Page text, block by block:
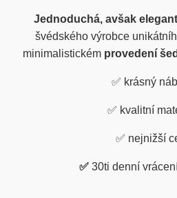
Jednoduchá, avšak
švédského výrobce
minimalistickém provedení
✅ krásný
✅ kvalitní
✅ nejnižší
✅ 30ti denní